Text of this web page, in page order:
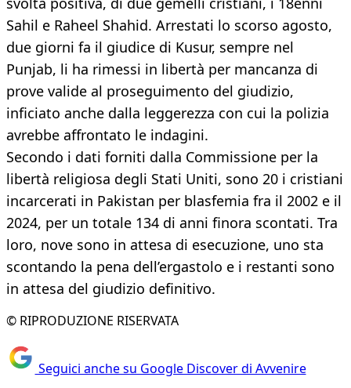
Sahil e Raheel Shahid. Arrestati lo scorso agosto,
due giorni fa il giudice di Kusur, sempre nel
Punjab, li ha rimessi in libertà per mancanza di
prove valide al proseguimento del giudizio,
inficiato anche dalla leggerezza con cui la polizia
avrebbe affrontato le indagini.
Secondo i dati forniti dalla Commissione per la
libertà religiosa degli Stati Uniti, sono 20 i cristiani
incarcerati in Pakistan per blasfemia fra il 2002 e il
2024, per un totale 134 di anni finora scontati. Tra
loro, nove sono in attesa di esecuzione, uno sta
scontando la pena dell’ergastolo e i restanti sono
in attesa del giudizio definitivo.
© RIPRODUZIONE RISERVATA
Seguici anche su Google Discover di Avvenire